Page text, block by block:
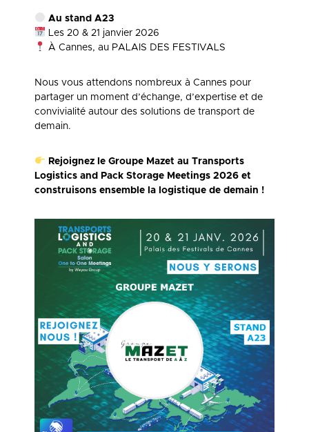
Au stand A23
Les 20 & 21 janvier 2026
À Cannes, au PALAIS DES FESTIVALS
Nous vous attendons nombreux à Cannes pour
partager un moment d’échange, d’expertise et de
convivialité autour des solutions de transport de
demain.
Rejoignez le Groupe Mazet au Transports
Logistics and Pack Storage Meetings 2026 et
construisons ensemble la logistique de demain !